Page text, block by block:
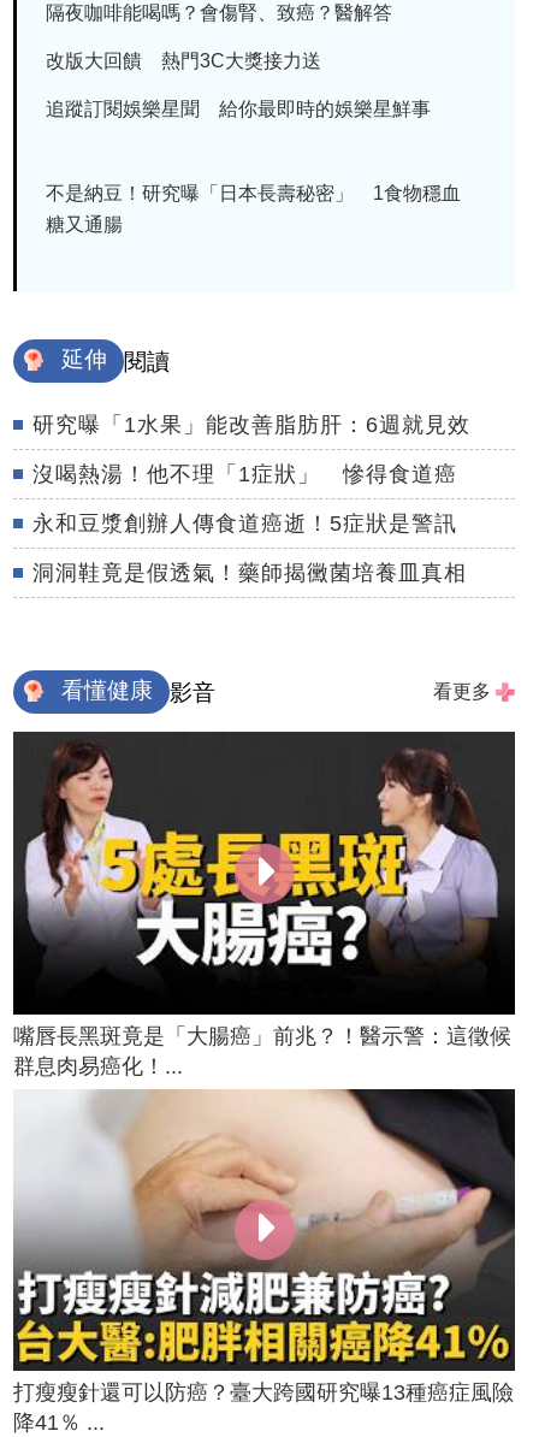
隔夜咖啡能喝嗎？會傷腎、致癌？醫解答
改版大回饋 熱門3C大獎接力送
追蹤訂閱娛樂星聞 給你最即時的娛樂星鮮事
不是納豆！研究曝「日本長壽秘密」 1食物穩血
糖又通腸
延伸 閱讀
研究曝「1水果」能改善脂肪肝：6週就見效
沒喝熱湯！他不理「1症狀」 慘得食道癌
永和豆漿創辦人傳食道癌逝！5症狀是警訊
洞洞鞋竟是假透氣！藥師揭黴菌培養皿真相
看懂健康 影音 看更多
嘴唇長黑斑竟是「大腸癌」前兆？！醫示警：這徵候
群息肉易癌化！...
打瘦瘦針還可以防癌？臺大跨國研究曝13種癌症風險
降41％ ...